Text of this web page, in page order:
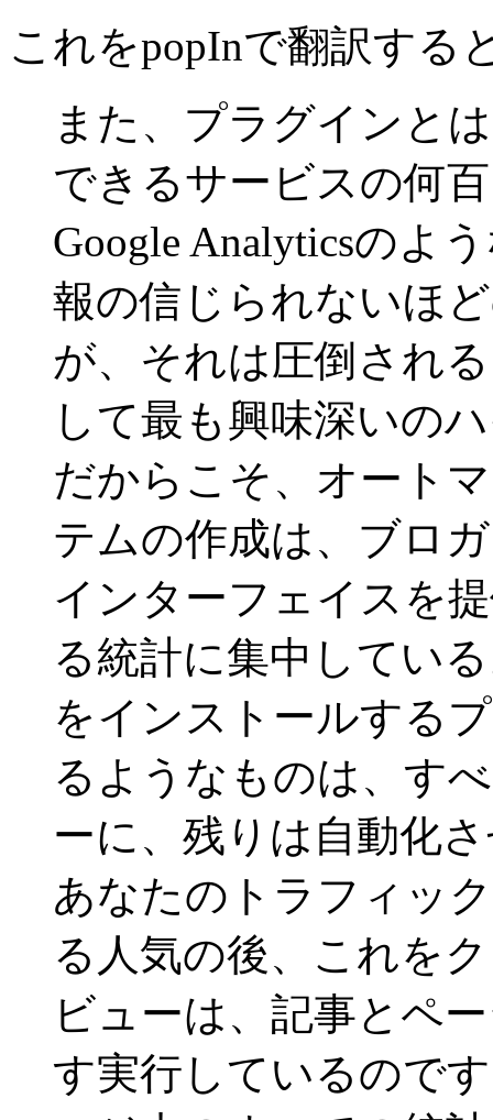
これをpopInで翻訳する
また、プラグインと
できるサービスの何
Google Analyticsのよ
報の信じられないほ
が、それは圧倒され
して最も興味深いの
だからこそ、オート
テムの作成は、ブロ
インターフェイスを
る統計に集中してい
をインストールする
るようなものは、す
ーに、残りは自動化
あなたのトラフィッ
る人気の後、これを
ビューは、記事とペ
す実行しているので